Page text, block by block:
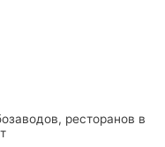
ресторанов в